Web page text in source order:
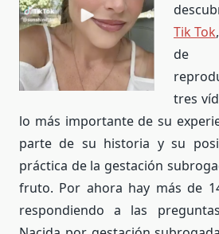
Tik Tok
de
tres
lo más importante de su
parte de su historia y su
práctica de la gestación
fruto. Por ahora hay más de
respondiendo a las